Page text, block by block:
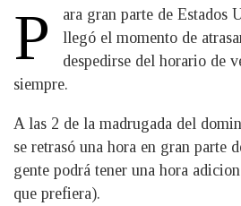
P
ara gran parte de Estados
llegó el momento de
despedirse del horario de
siempre.
A las 2 de la madrugada del
se retrasó una hora en gran parte
gente podrá tener una hora
que prefiera).